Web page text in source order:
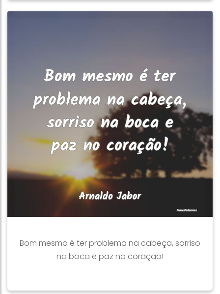
Bom mesmo é ter problema na cabeça, sorriso
na boca e paz no coração!